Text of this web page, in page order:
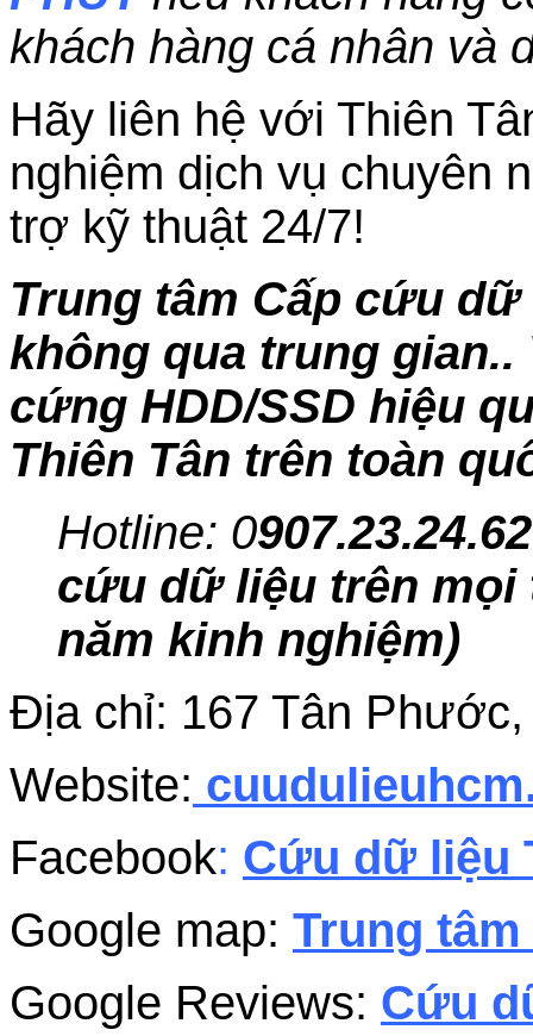
khách hàng cá nhân và
Hãy liên hệ với Thiên
nghiệm dịch vụ chuyên
trợ kỹ thuật 24/7!
Trung tâm Cấp cứu
không qua trung
cứng HDD/SSD hiệu
Thiên Tân trên toàn
Hotline: 0
cứu dữ liệu trên
năm kinh nghiệm)
Địa chỉ: 167 Tân
Website:
Facebook: Cứu dữ liệu
Google map: Trung
Google Reviews: Cứu